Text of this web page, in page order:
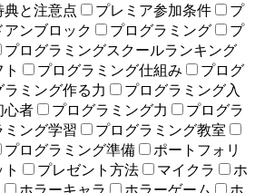
典と注意点 プレミア参加条件
プ
アンブロック プログラミング
プ
プログラミングスクールランキング
プログラミング仕組み
プログ
ラミング作る力
プログラミング入
心者 プログラミング力
プログラ
ミング学習
プログラミング教室
プログラミング準備
ポートフォリ
プレゼント方法 マイクラ
ホ